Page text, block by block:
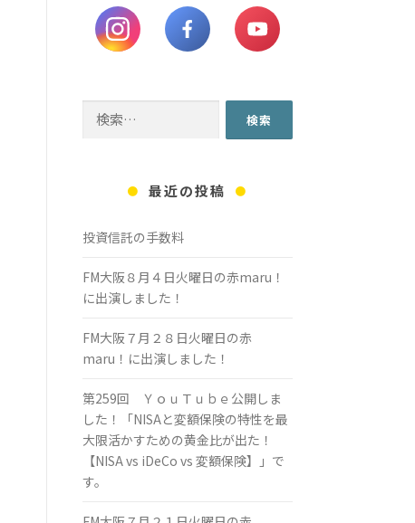
最近の投稿
投資信託の手数料
FM大阪８月４日火曜日の赤maru！
に出演しました！
FM大阪７月２８日火曜日の赤
maru！に出演しました！
第259回 ＹｏｕＴｕｂｅ公開しま
した！「NISAと変額保険の特性を最
大限活かすための黄金比が出た！
【NISA vs iDeCo vs 変額保険】」で
す。